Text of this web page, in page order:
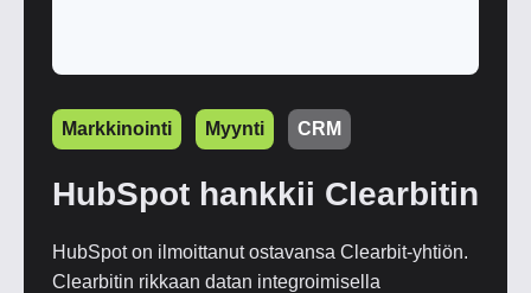
Markkinointi Myynti CRM
HubSpot hankkii Clearbitin
HubSpot on ilmoittanut ostavansa Clearbit-yhtiön.
Clearbitin rikkaan datan integroimisella